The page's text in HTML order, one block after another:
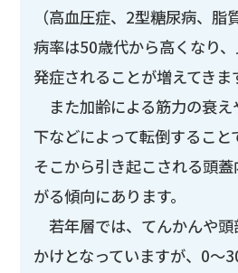
（高血圧症、2型糖尿病、
病率は50歳代から高くなり
発症されることが増えてきま
また加齢による筋力の衰
下などによって転倒すること
そこから引き起こされる頭
がる傾向にあります。
若年層では、てんかんや頭
かけとなっていますが、0～